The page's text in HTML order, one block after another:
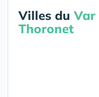
Villes duVar
Thoronet